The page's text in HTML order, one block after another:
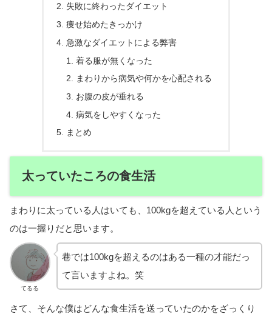
失敗に終わったダイエット
痩せ始めたきっかけ
急激なダイエットによる弊害
着る服が無くなった
まわりから病気や何かを心配される
お腹の皮が垂れる
病気をしやすくなった
まとめ
太っていたころの食生活
まわりに太っている人はいても、100kgを超えている人という
のは一握りだと思います。
てるる
巷では100kgを超えるのはある一種の才能だっ
て言いますよね。笑
さて、そんな僕はどんな食生活を送っていたのかをざっくり